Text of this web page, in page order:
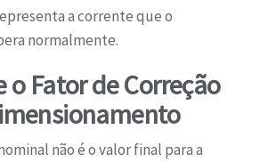
a corrente que o
normalmente.
o Fator de Correção
não é o valor final para a